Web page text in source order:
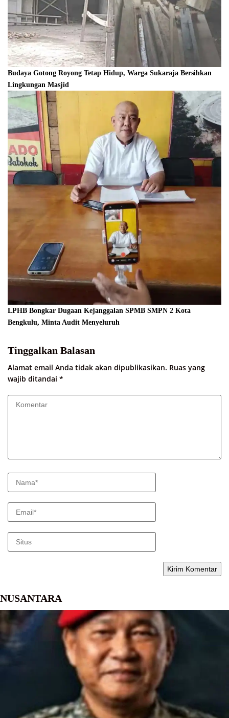
Budaya Gotong Royong Tetap Hidup, Warga Sukaraja Bersihkan
Lingkungan Masjid
LPHB Bongkar Dugaan Kejanggalan SPMB SMPN 2 Kota
Bengkulu, Minta Audit Menyeluruh
Tinggalkan Balasan
Alamat email Anda tidak akan dipublikasikan. Ruas yang
wajib ditandai *
NUSANTARA